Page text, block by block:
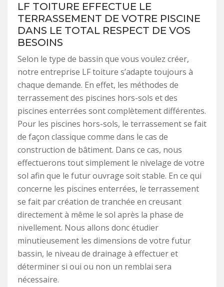
LF TOITURE EFFECTUE LE
TERRASSEMENT DE VOTRE PISCINE
DANS LE TOTAL RESPECT DE VOS
BESOINS
Selon le type de bassin que vous voulez créer,
notre entreprise LF toiture s’adapte toujours à
chaque demande. En effet, les méthodes de
terrassement des piscines hors-sols et des
piscines enterrées sont complètement différentes.
Pour les piscines hors-sols, le terrassement se fait
de façon classique comme dans le cas de
construction de bâtiment. Dans ce cas, nous
effectuerons tout simplement le nivelage de votre
sol afin que le futur ouvrage soit stable. En ce qui
concerne les piscines enterrées, le terrassement
se fait par création de tranchée en creusant
directement à même le sol après la phase de
nivellement. Nous allons donc étudier
minutieusement les dimensions de votre futur
bassin, le niveau de drainage à effectuer et
déterminer si oui ou non un remblai sera
nécessaire.